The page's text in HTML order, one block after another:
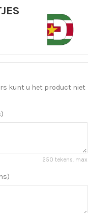
kunt u het product niet
250 tekens. max